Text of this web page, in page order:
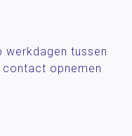
werkdagen tussen
contact opnemen